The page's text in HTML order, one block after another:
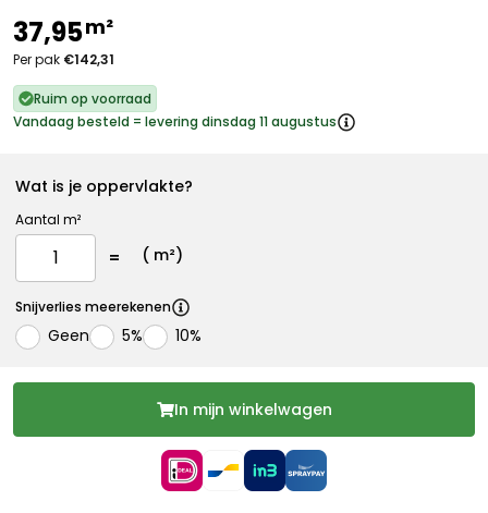
37,95m²
Per pak €142,31
Ruim op voorraad
Vandaag besteld = levering dinsdag 11 augustus
Wat is je oppervlakte?
Aantal m²
( m²)
Snijverlies meerekenen
Geen 5% 10%
In mijn winkelwagen